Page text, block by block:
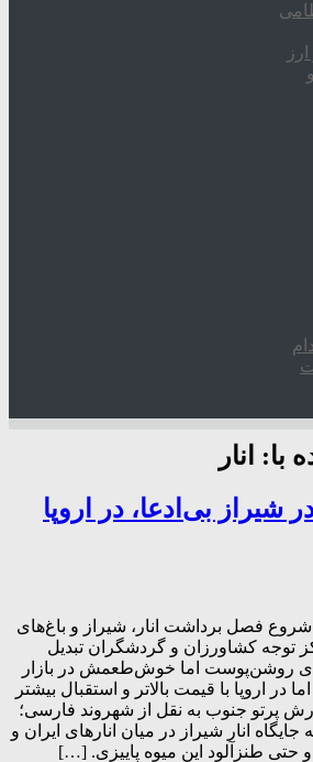
با:
انار
شیراز بی‌ادعا، در اروپا
شروع فصل برداشت انار، شیراز و باغ‌های
توجه کشاورزان و گردشگران تبدیل
روشن‌پوست اما خوش‌طعمش در بازار
در اروپا با قیمت بالاتر و استقبال بیشتر
پرتو جنوب به نقل از شهروند فارسی؛
انار شیراز در میان انارهای ایران و
حتی طنزآلود این میوه پاییزی. […]